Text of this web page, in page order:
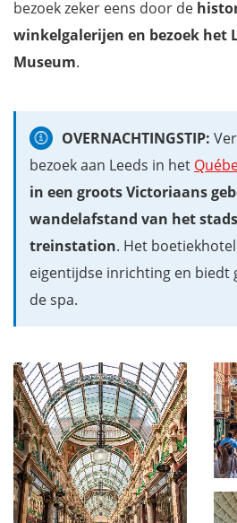
bezoek zeker eens door de
winkelgalerijen en bezoek het
Museum.
OVERNACHTINGSTIP:
bezoek aan Leeds in het
in een groots Victoriaans
wandelafstand van het
treinstation. Het
eigentijdse inrichting en biedt
de spa.